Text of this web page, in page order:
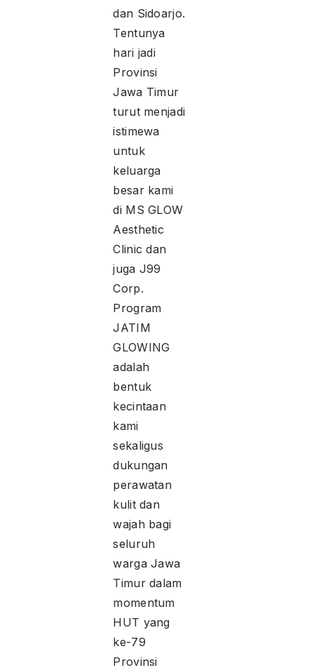
dan Sidoarjo.
Tentunya
hari jadi
Provinsi
Jawa Timur
turut menjadi
istimewa
untuk
keluarga
besar kami
di MS GLOW
Aesthetic
Clinic dan
juga J99
Corp.
Program
JATIM
GLOWING
adalah
bentuk
kecintaan
kami
sekaligus
dukungan
perawatan
kulit dan
wajah bagi
seluruh
warga Jawa
Timur dalam
momentum
HUT yang
ke-79
Provinsi